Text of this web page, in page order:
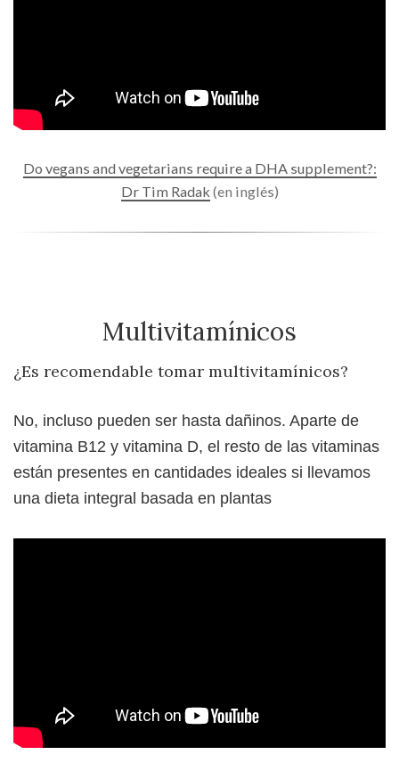
Do vegans and vegetarians require a DHA supplement?:
Dr Tim Radak (en inglés)
Multivitamínicos
¿Es recomendable tomar multivitamínicos?
No, incluso pueden ser hasta dañinos. Aparte de
vitamina B12 y vitamina D, el resto de las vitaminas
están presentes en cantidades ideales si llevamos
una dieta integral basada en plantas